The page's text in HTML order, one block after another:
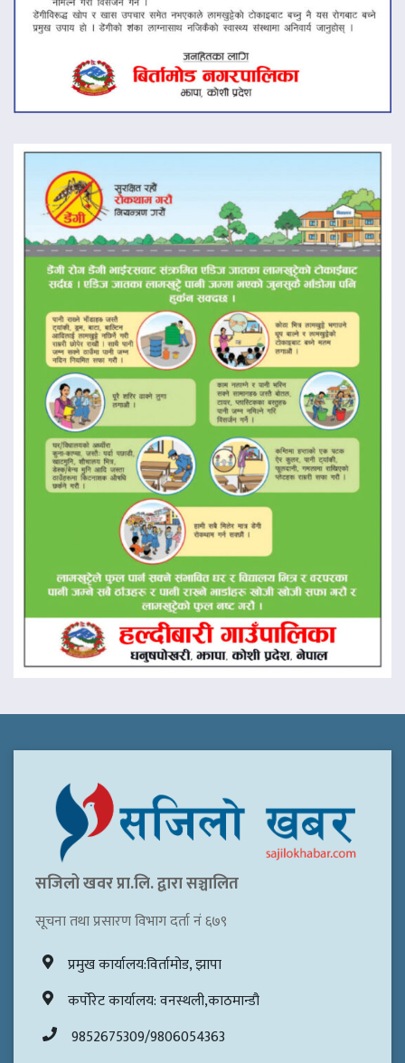
सजिलो खवर प्रा.लि. द्वारा सञ्चालित
सूचना तथा प्रसारण विभाग दर्ता नं ६७९
प्रमुख कार्यालय:विर्तामोड, झापा
कर्पोरेट कार्यालय: वनस्थली,काठमान्डौ
9852675309/9806054363